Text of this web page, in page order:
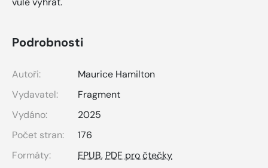
Podrobnosti
Autoři:
Maurice Hamilton
Vydavatel:
Fragment
Vydáno:
2025
Počet stran:
176
Formáty:
EPUB, PDF pro čtečky